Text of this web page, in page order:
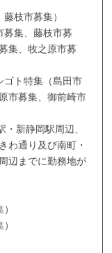
枝市募集）
募集、藤枝市募
集、牧之原市募
ゴト特集（島田市
市募集、御前崎市
新静岡駅周辺、
わ通り及び南町・
辺までに勤務地が